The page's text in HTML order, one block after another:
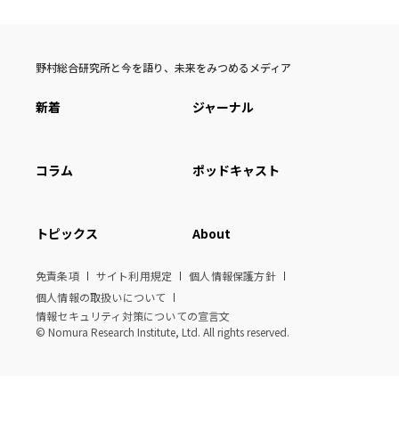
野村総合研究所と今を語り、未来をみつめるメディア
新着 ジャーナル
コラム ポッドキャスト
トピックス About
免責条項 サイト利用規定
個人情報保護方針
個人情報の取扱いについて
情報セキュリティ対策についての宣言文
© Nomura Research Institute, Ltd. All rights reserved.